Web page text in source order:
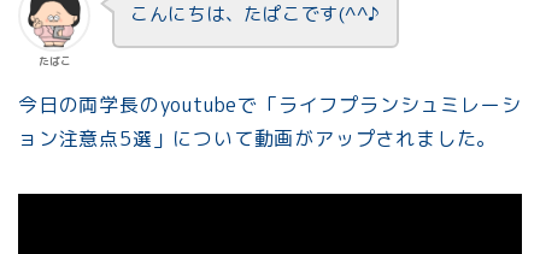
たぱこ
こんにちは、たぱこです(^^♪
今日の両学長のyoutubeで「ライフプランシュミレーシ
ョン注意点5選」について動画がアップされました。